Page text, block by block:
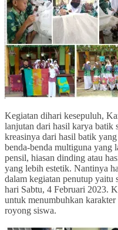
Kegiatan dihari kesepuluh,
lanjutan dari hasil karya batik
kreasinya dari hasil batik
benda-benda multiguna yang
pensil, hiasan dinding atau
yang lebih estetik. Nantinya
dalam kegiatan penutup yaitu
hari Sabtu, 4 Februari 2023.
untuk menumbuhkan
royong siswa.